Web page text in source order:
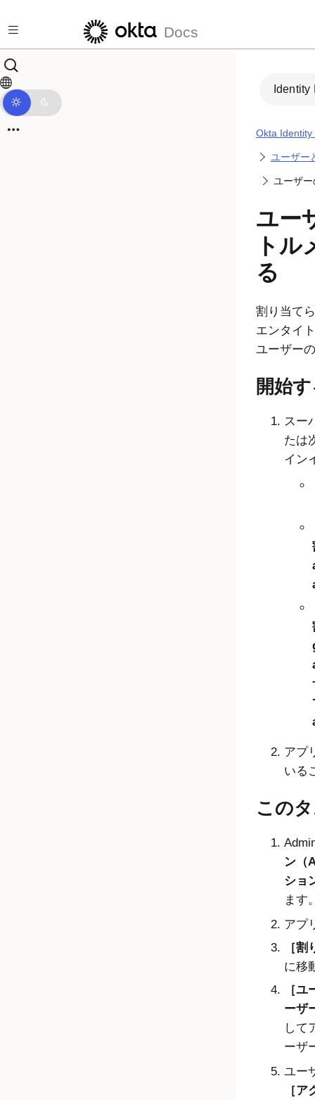
Docs
Identity
Okta
ユーザー
ユーザ
ユー
ト
る
割り当て
エンタイ
ユーザー
開始
スー
たは
イン
アプ
いる
この
ン（
ショ
ます
アプ
割
に移
ユ
ーザ
して
ーザ
ユー
ア